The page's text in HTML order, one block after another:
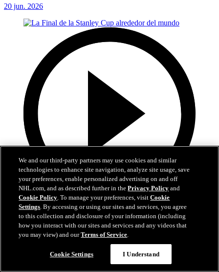
20 jun. 2026
10:17
La Final de la Stanley Cup alrededor del mundo
Reviva los mejores momentos de la Final en 21 transmisiones y 14
idiomas diferentes
16 jun. 2026
We and our third-party partners may use cookies and similar
technologies to enhance site navigation, analyze site usage, save
your preferences, enable personalized advertising on and off
NHL.com, and as described further in thePrivacy Policy and
Cookie Policy. To manage your preferences, visitCookie
Settings. By accessing or using our sites and services, you agree
to this collection and disclosure of your information (including
how you interact with our sites and services and any videos that
you may view) and ourTerms of Service.
Cookie Settings I Understand